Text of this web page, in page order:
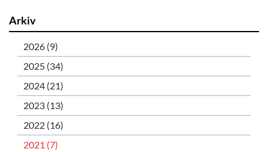
Arkiv
2026 (9)
2025 (34)
2024 (21)
2023 (13)
2022 (16)
2021 (7)